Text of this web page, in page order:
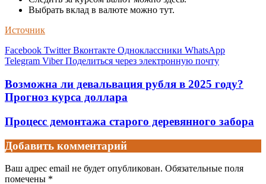
Выбрать вклад в валюте можно тут.
Источник
Facebook Twitter Вконтакте Одноклассники WhatsApp
Telegram Viber Поделиться через электронную почту
Возможна ли девальвация рубля в 2025 году?
Прогноз курса доллара
Процесс демонтажа старого деревянного забора
Добавить комментарий
Ваш адрес email не будет опубликован. Обязательные поля
помечены *